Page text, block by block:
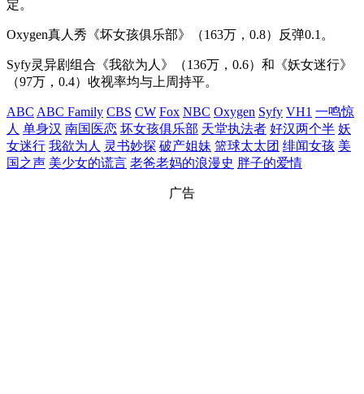
定。
Oxygen真人秀《坏女孩俱乐部》（163万，0.8）反弹0.1。
Syfy灵异剧组合《我欲为人》（136万，0.6）和《妖女迷行》
（97万，0.4）收视率均与上周持平。
ABC ABC Family CBS CW Fox NBC Oxygen Syfy VH1 一鸣惊
人 单身汉 南国医恋 坏女孩俱乐部 天堂执法者 好汉两个半 妖
女迷行 我欲为人 灵书妙探 破产姐妹 篮球太太团 绯闻女孩 美
国之声 美少女的谎言 老爸老妈的浪漫史 胖子的爱情
广告